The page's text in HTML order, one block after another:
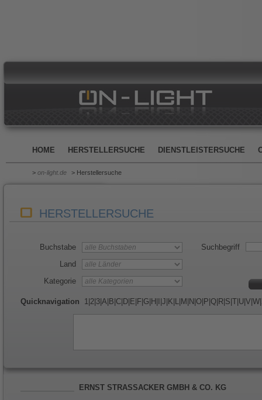
HOME HERSTELLERSUCHE DIENSTLEISTERSUCHE
> on-light.de > Herstellersuche
HERSTELLERSUCHE
Buchstabe
Land
Kategorie
Suchbegriff
Quicknavigation 1 2 3 A B C D E F G H J K L M N O P Q R S T U V W
ERNST STRASSACKER GMBH & CO. KG